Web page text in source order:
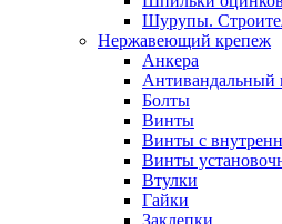
Шурупы.
Нержавеющий крепеж
Анкера
Антивандальный
Болты
Винты
Винты с
Винты
Втулки
Гайки
Заклепки